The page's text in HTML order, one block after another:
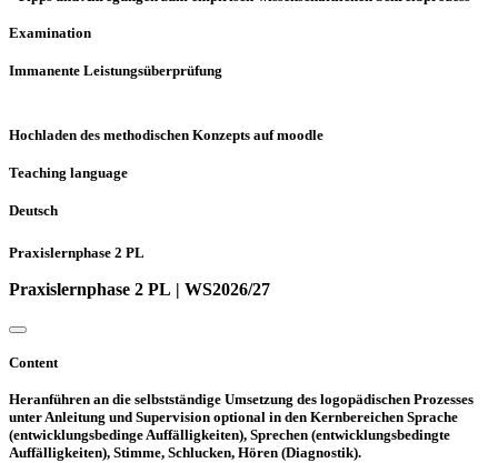
Examination
Immanente Leistungsüberprüfung
Hochladen des methodischen Konzepts auf moodle
Teaching language
Deutsch
Praxislernphase 2 PL
Praxislernphase 2 PL | WS2026/27
Content
Heranführen an die selbstständige Umsetzung des logopädischen Prozesses
unter Anleitung und Supervision optional in den Kernbereichen Sprache
(entwicklungsbedinge Auffälligkeiten), Sprechen (entwicklungsbedingte
Auffälligkeiten), Stimme, Schlucken, Hören (Diagnostik).